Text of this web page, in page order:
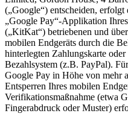
(„Google“) entscheiden,
„Google Pay“-Applikation
(„KitKat“) betriebenen und
mobilen Endgeräts durch die
hinterlegten Zahlungskarte
Bezahlsystem (z.B. PayPal).
Google Pay in Höhe von mehr
Entsperren Ihres mobilen
Verifikationsmaßnahme (etwa
Fingerabdruck oder Muster)